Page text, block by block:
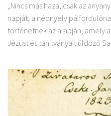
„Nincs más haza, csak az
napját, a népnyelv
történetnek az alapján, amely
Jézust és tanítványait üldöző